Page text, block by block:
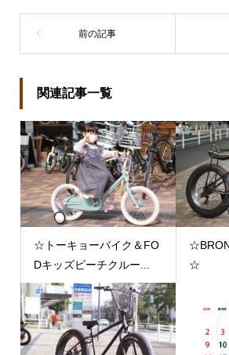
関連記事一覧
☆トーキョーバイク＆FO
Dキッズビーチクルー...
☆